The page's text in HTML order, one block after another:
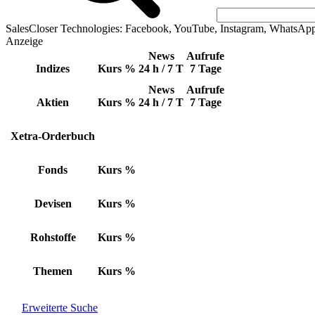
SalesCloser Technologies: Facebook, YouTube, Instagram,
Anzeige
Indizes Kurs %
News
24 h / 7 T
Aufrufe
7 Tage
Aktien Kurs %
News
24 h / 7 T
Aufrufe
7 Tage
Xetra-Orderbuch
Fonds Kurs %
Devisen Kurs %
Rohstoffe Kurs %
Themen Kurs %
Erweiterte Suche